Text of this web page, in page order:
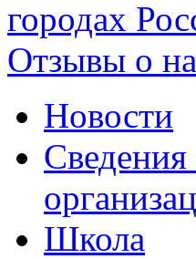
городах
Отзывы о
Новости
Сведения
Школа